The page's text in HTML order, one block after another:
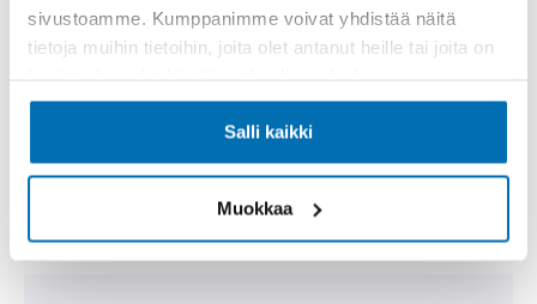
sivustoamme. Kumppanimme voivat yhdistää näitä
tietoja muihin tietoihin, joita olet antanut heille tai joita on
Salli kaikki
Muokkaa
Suurempi viimeinen erä (€)